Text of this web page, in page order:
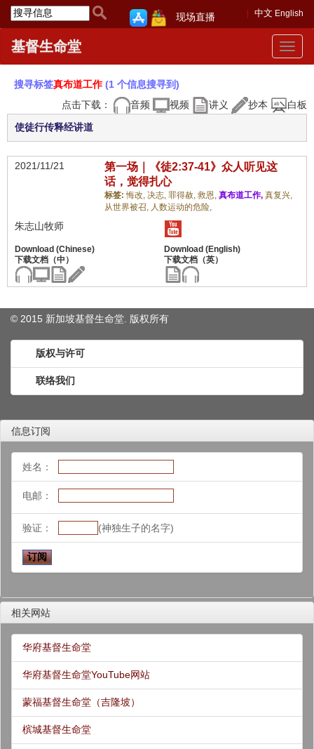
中文 English
现场直播
Toggle
基督生命堂
搜寻标签真布道工作(1 个信息搜寻到)
点击下载：
音频 视频 讲义 抄本 白板
使徒行传释经讲道
2021/11/21
第一场｜《徒2:37-41》众人听见这
话，觉得扎心
标签: 悔改, 决志, 罪得赦, 救恩, 真布道工作, 真复兴,
从世界被召, 人数运动的危险,
朱志山牧师
© 2015 新加坡基督生命堂. 版权所有
版权与许可
联络我们
信息订阅
姓名：
电邮：
验证： (神独生子的名字)
相关网站
华府基督生命堂
华府基督生命堂YouTube网站
蒙福基督生命堂（吉隆坡）
槟城基督生命堂